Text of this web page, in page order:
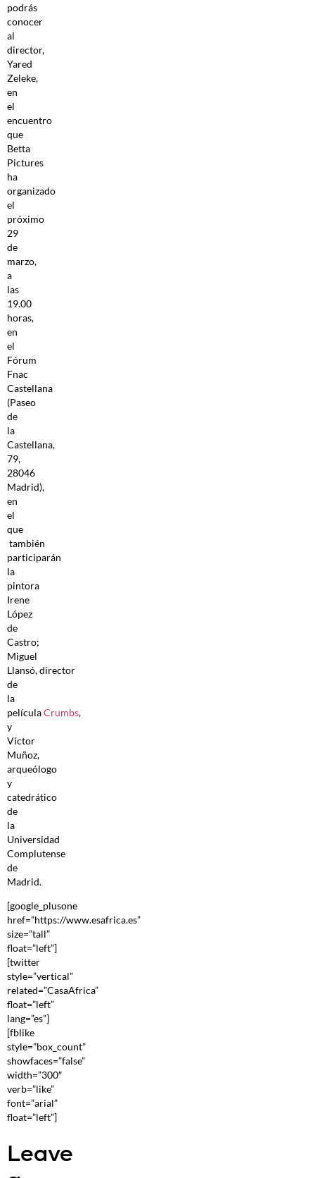
podrás
conocer
al
director,
Yared
Zeleke,
en
el
encuentro
que
Betta
Pictures
ha
organizado
el
próximo
29
de
marzo,
a
las
19.00
horas,
en
el
Fórum
Fnac
Castellana
(Paseo
de
la
Castellana,
79,
28046
Madrid),
en
el
que
también
participarán
la
pintora
Irene
López
de
Castro;
Miguel
Llansó, director
de
la
películaCrumbs,
y
Víctor
Muñoz,
arqueólogo
y
catedrático
de
la
Universidad
Complutense
de
Madrid.
[google_plusone
href=”https://www.esafrica.es”
size=”tall”
float=”left”]
[twitter
style=”vertical”
related=”CasaAfrica”
float=”left”
lang=”es”]
[fblike
style=”box_count”
showfaces=”false”
width=”300″
verb=”like”
font=”arial”
float=”left”]
Leave